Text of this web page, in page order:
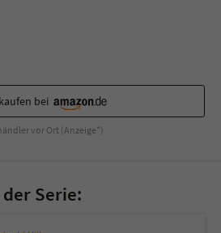
bei
vor Ort (Anzeige*)
Serie: